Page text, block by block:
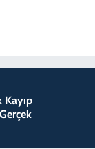
Kayıp